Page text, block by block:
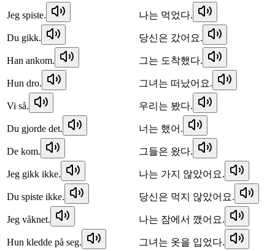
Jeg spiste.
나는 먹었다.
Du gikk. 당신은 갔어요.
Han ankom. 그는 도착했다.
Hun dro. 그녀는 떠났어요.
Vi så. 우리는 봤다.
Du gjorde det. 너는 했어.
De kom. 그들은 왔다.
Jeg gikk ikke. 나는 가지 않았어요.
Du spiste ikke. 당신은 먹지 않았어요.
Jeg våknet. 나는 잠에서 깼어요.
Hun kledde på seg. 그녀는 옷을 입었다.